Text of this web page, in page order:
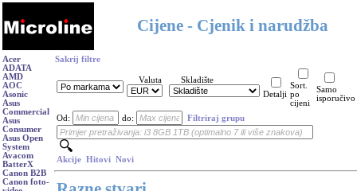
Cijene - Cjenik i narudžba
Acer
ADATA
AMD
AOC
Asonic
Asus
Commercial
Asus
Consumer
Asus Open
System
Avacom
BatterX
Canon B2B
Canon foto-
Sakrij filtre
Valuta
Skladište
Detalji
Sort.
po
cijeni
Samo
isporučivo
Od: do: Filtriraj grupu
Akcije Hitovi Novi